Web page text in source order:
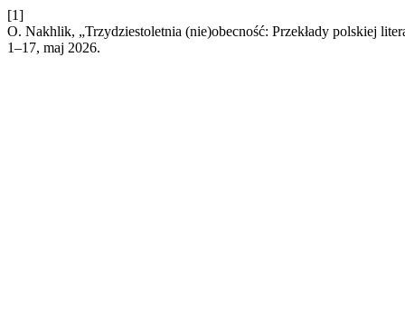
[1]
O. Nakhlik, „Trzydziestoletnia (nie)obecność: Przekłady polskiej
1–17, maj 2026.